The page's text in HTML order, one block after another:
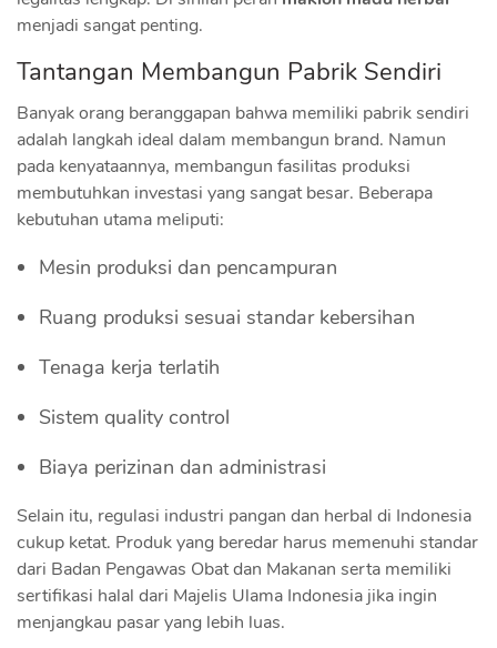
menjadi sangat penting.
Tantangan Membangun Pabrik Sendiri
Banyak orang beranggapan bahwa memiliki pabrik sendiri
adalah langkah ideal dalam membangun brand. Namun
pada kenyataannya, membangun fasilitas produksi
membutuhkan investasi yang sangat besar. Beberapa
kebutuhan utama meliputi:
Mesin produksi dan pencampuran
Ruang produksi sesuai standar kebersihan
Tenaga kerja terlatih
Sistem quality control
Biaya perizinan dan administrasi
Selain itu, regulasi industri pangan dan herbal di Indonesia
cukup ketat. Produk yang beredar harus memenuhi standar
dari Badan Pengawas Obat dan Makanan serta memiliki
sertifikasi halal dari Majelis Ulama Indonesia jika ingin
menjangkau pasar yang lebih luas.